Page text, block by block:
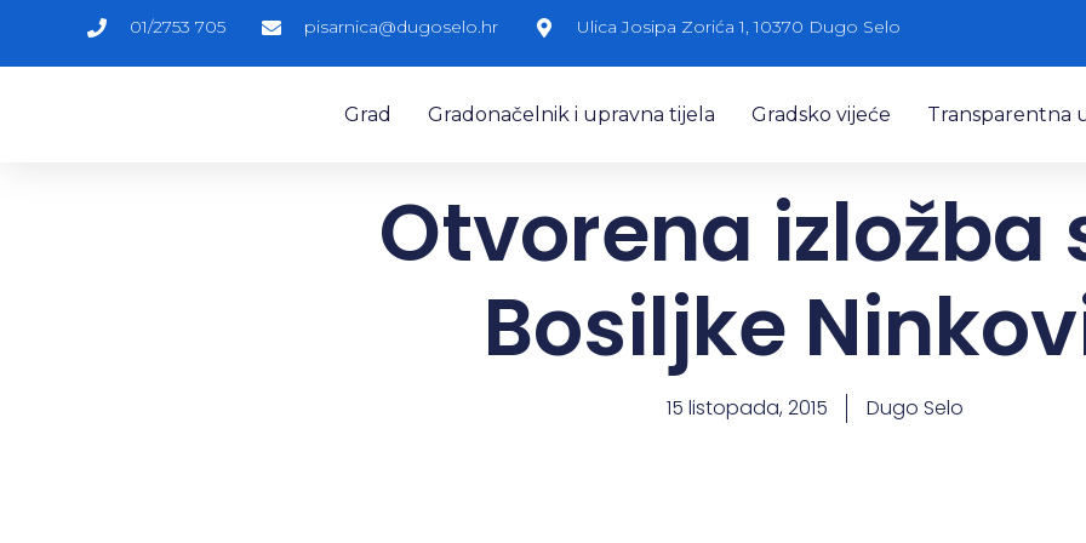
01/2753 705 pisarnica@dugoselo.hr Ulica Josipa Zorića 1, 10370 Dugo Selo
Grad Gradonačelnik i upravna tijela Gradsko vijeće Transparentna
Otvorena izložba
Bosiljke
15 listopada, 2015 Dugo Selo